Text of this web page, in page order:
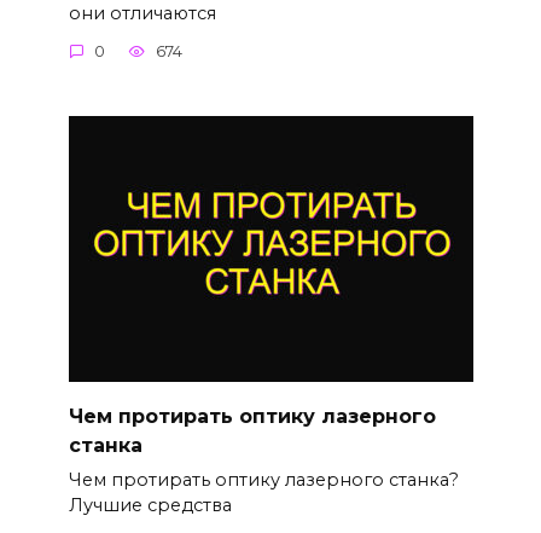
они отличаются
0 674
Чем протирать оптику лазерного
станка
Чем протирать оптику лазерного станка?
Лучшие средства